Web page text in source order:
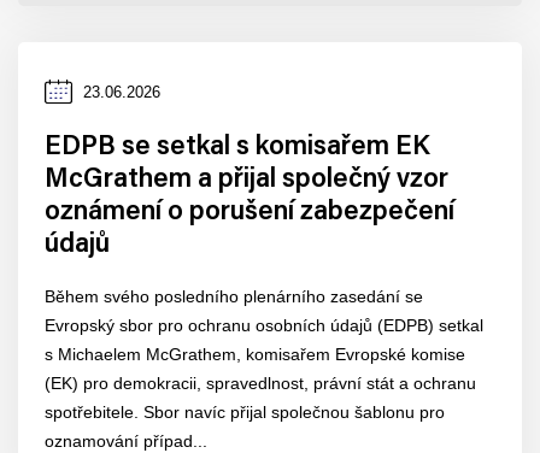
Datum
23.06.2026
EDPB se setkal s komisařem EK
McGrathem a přijal společný vzor
oznámení o porušení zabezpečení
údajů
Během svého posledního plenárního zasedání se
Evropský sbor pro ochranu osobních údajů (EDPB) setkal
s Michaelem McGrathem, komisařem Evropské komise
(EK) pro demokracii, spravedlnost, právní stát a ochranu
spotřebitele. Sbor navíc přijal společnou šablonu pro
oznamování případ...